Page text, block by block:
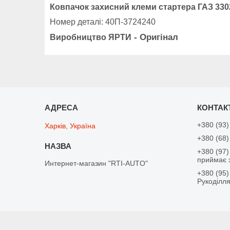
Ковпачок захисний клеми стартера ГАЗ
Номер деталі: 40П-3724240
Виробництво ЯРТИ - Оригінал
Харків, Україна
Интернет-магазин "RTI-AUTO"
+380
+380
+380
приймає
+380